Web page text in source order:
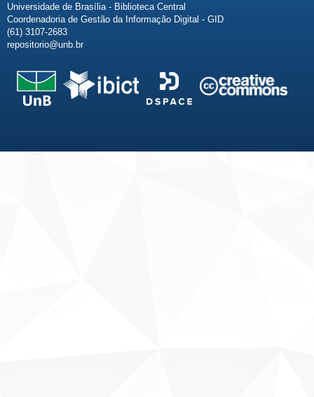
Universidade de Brasília - Biblioteca Central
Coordenadoria de Gestão da Informação Digital - GID
(61) 3107-2683
repositorio@unb.br